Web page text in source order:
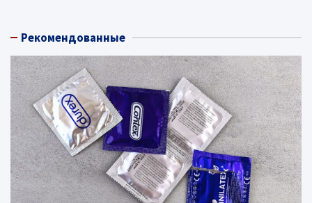
Рекомендованные